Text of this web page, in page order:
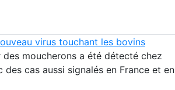
virus touchant les bovins
moucherons a été détecté chez
cas aussi signalés en France et en